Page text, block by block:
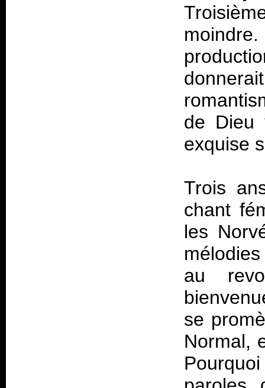
de Dieu
exquise
Trois
chant
les
au
se
Normal,